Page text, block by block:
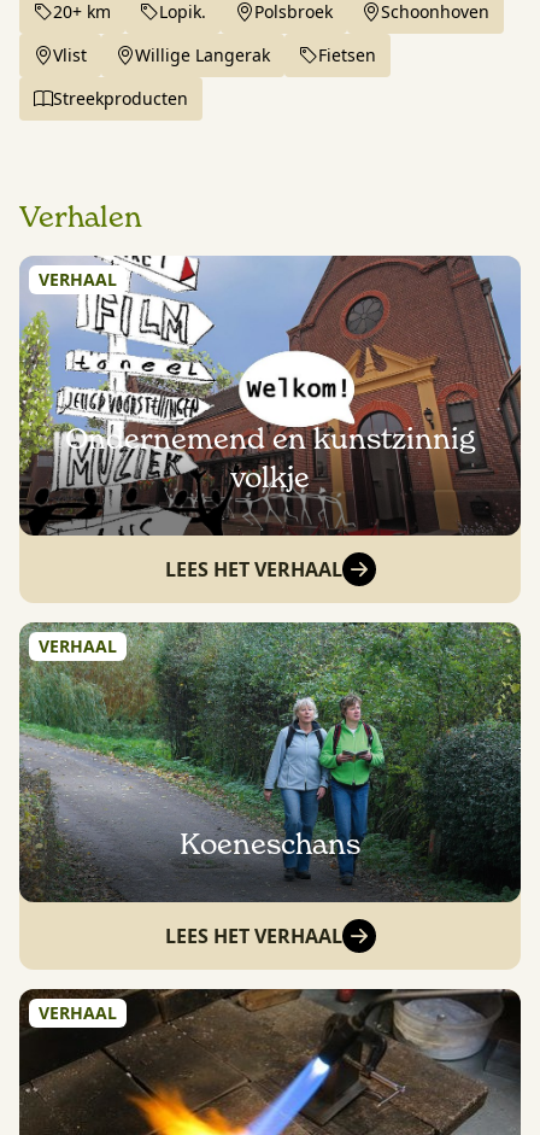
20+ km Lopik. Polsbroek
Schoonhoven
Vlist
Willige Langerak
Fietsen
Streekproducten
Verhalen
VERHAAL
Ondernemend en kunstzinnig
volkje
LEES HET VERHAAL
VERHAAL
Koeneschans
LEES HET VERHAAL
VERHAAL